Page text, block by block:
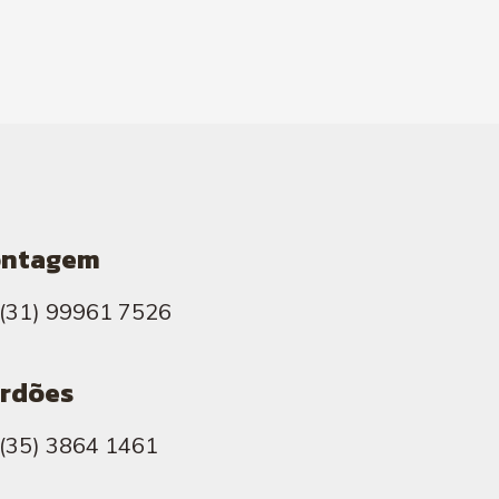
(31) 99961 7526
(35) 3864 1461